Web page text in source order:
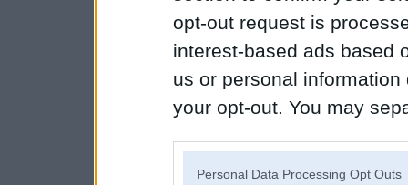
opt-out request is
interest-based ads based
us or personal
your opt-out. You may
Personal Data Processing Opt Outs